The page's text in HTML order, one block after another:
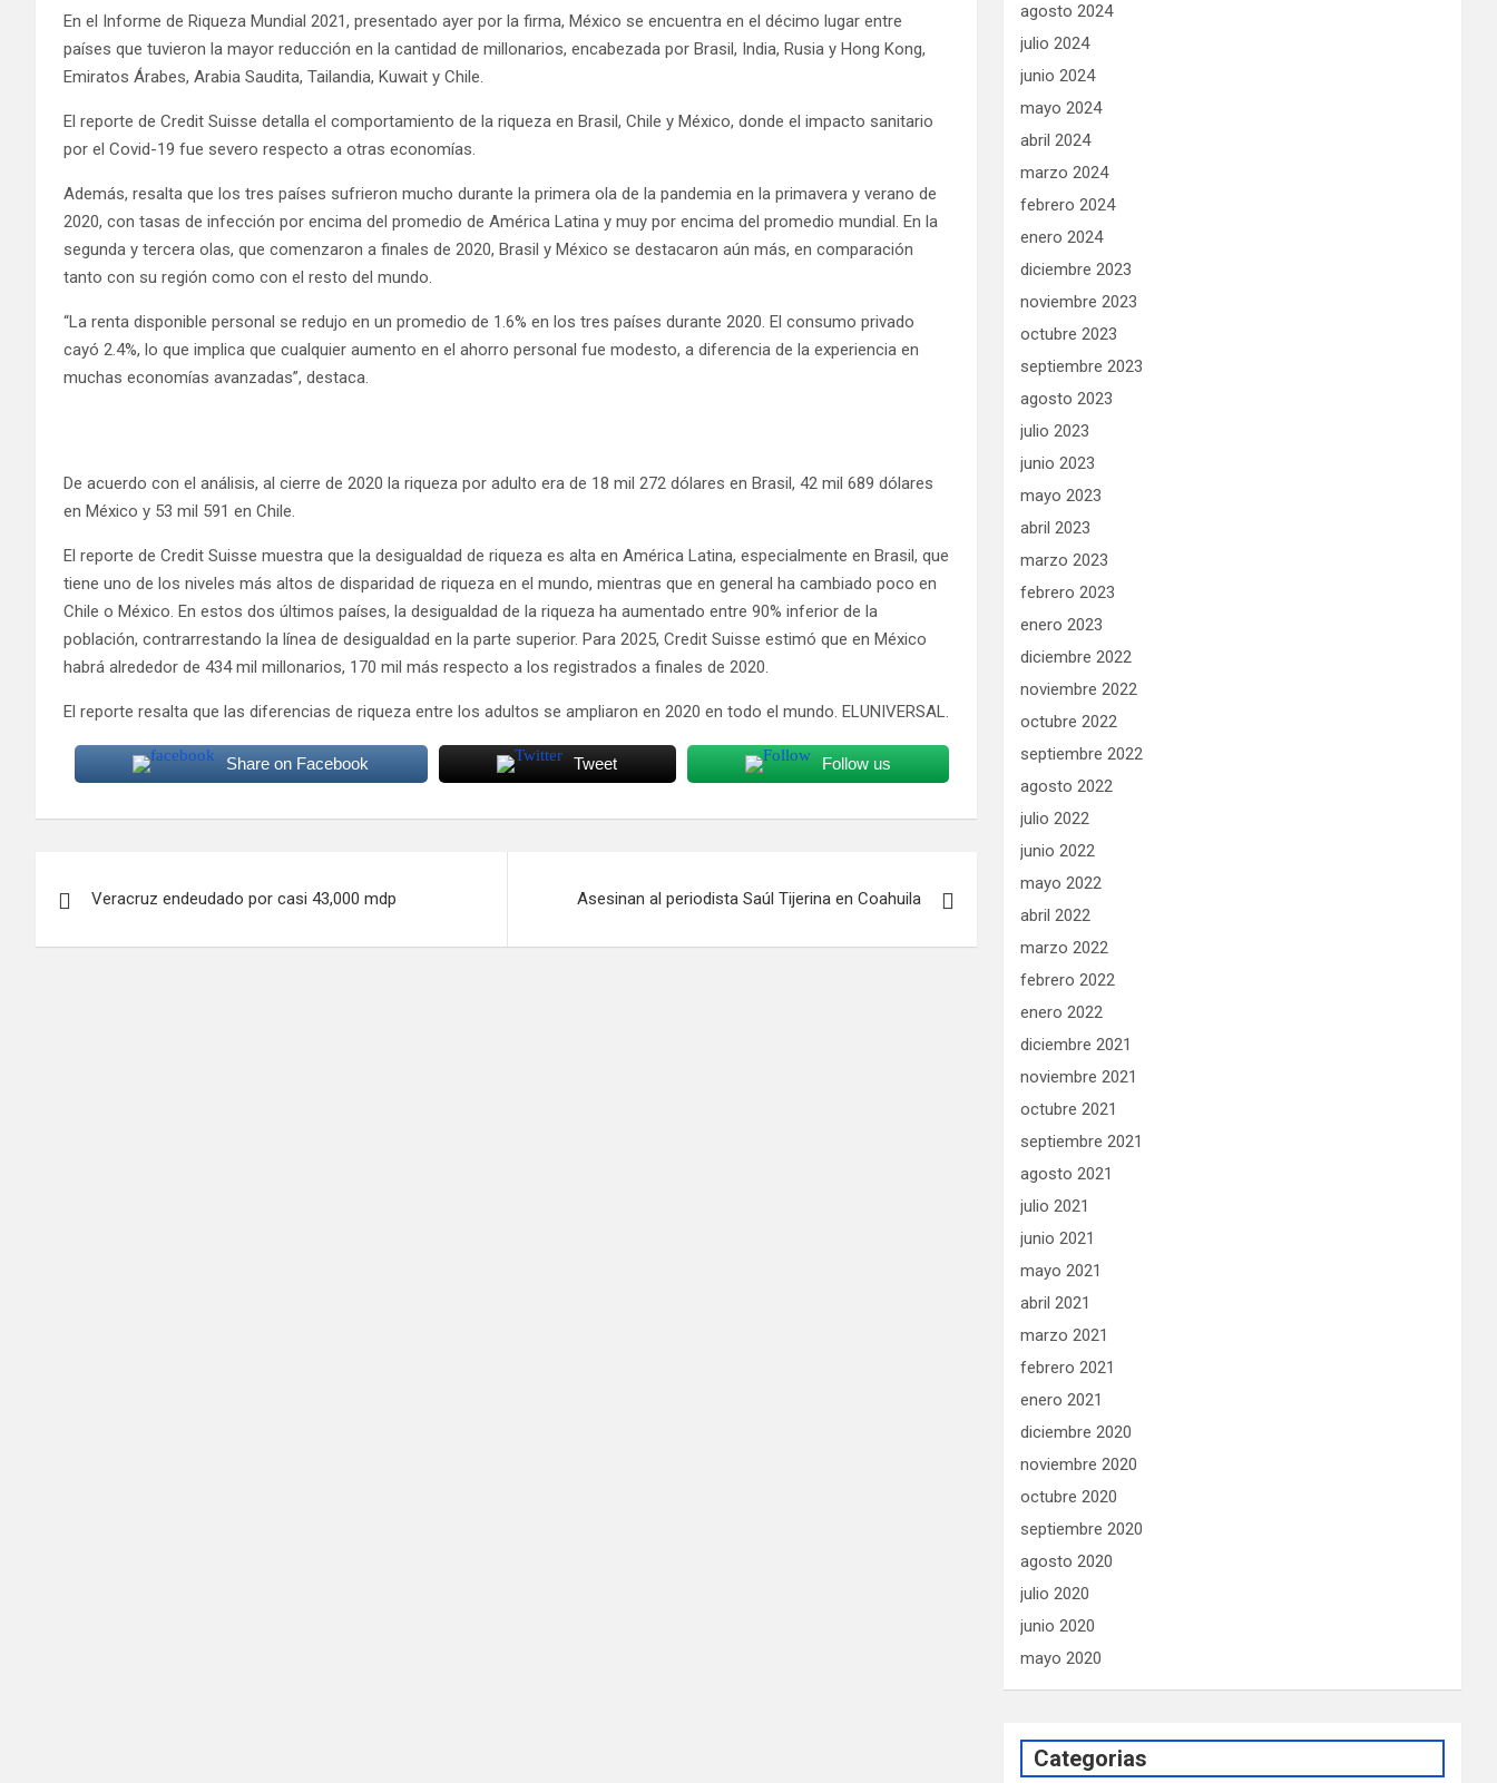
En el Informe de Riqueza Mundial 2021, presentado ayer por la firma, México se encuentra en el décimo lugar entre
países que tuvieron la mayor reducción en la cantidad de millonarios, encabezada por Brasil, India, Rusia y Hong Kong,
Emiratos Árabes, Arabia Saudita, Tailandia, Kuwait y Chile.
El reporte de Credit Suisse detalla el comportamiento de la riqueza en Brasil, Chile y México, donde el impacto sanitario
por el Covid-19 fue severo respecto a otras economías.
Además, resalta que los tres países sufrieron mucho durante la primera ola de la pandemia en la primavera y verano de
2020, con tasas de infección por encima del promedio de América Latina y muy por encima del promedio mundial. En la
segunda y tercera olas, que comenzaron a finales de 2020, Brasil y México se destacaron aún más, en comparación
tanto con su región como con el resto del mundo.
“La renta disponible personal se redujo en un promedio de 1.6% en los tres países durante 2020. El consumo privado
cayó 2.4%, lo que implica que cualquier aumento en el ahorro personal fue modesto, a diferencia de la experiencia en
muchas economías avanzadas”, destaca.
De acuerdo con el análisis, al cierre de 2020 la riqueza por adulto era de 18 mil 272 dólares en Brasil, 42 mil 689 dólares
en México y 53 mil 591 en Chile.
El reporte de Credit Suisse muestra que la desigualdad de riqueza es alta en América Latina, especialmente en Brasil, que
tiene uno de los niveles más altos de disparidad de riqueza en el mundo, mientras que en general ha cambiado poco en
Chile o México. En estos dos últimos países, la desigualdad de la riqueza ha aumentado entre 90% inferior de la
población, contrarrestando la línea de desigualdad en la parte superior. Para 2025, Credit Suisse estimó que en México
habrá alrededor de 434 mil millonarios, 170 mil más respecto a los registrados a finales de 2020.
El reporte resalta que las diferencias de riqueza entre los adultos se ampliaron en 2020 en todo el mundo. ELUNIVERSAL.
Share on Facebook Tweet Follow us
de
Veracruz endeudado por casi 43,000 mdp Asesinan al periodista Saúl Tijerina en Coahuila
agosto 2024
julio 2024
junio 2024
mayo 2024
abril 2024
marzo 2024
febrero 2024
enero 2024
diciembre 2023
noviembre 2023
octubre 2023
septiembre 2023
agosto 2023
julio 2023
junio 2023
mayo 2023
abril 2023
marzo 2023
febrero 2023
enero 2023
diciembre 2022
noviembre 2022
octubre 2022
septiembre 2022
agosto 2022
julio 2022
junio 2022
mayo 2022
abril 2022
marzo 2022
febrero 2022
enero 2022
diciembre 2021
noviembre 2021
octubre 2021
septiembre 2021
agosto 2021
julio 2021
junio 2021
mayo 2021
abril 2021
marzo 2021
febrero 2021
enero 2021
diciembre 2020
noviembre 2020
octubre 2020
septiembre 2020
agosto 2020
julio 2020
junio 2020
mayo 2020
Categorias